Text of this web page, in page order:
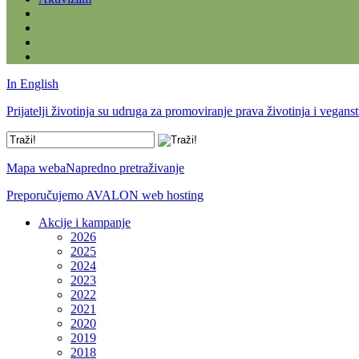
In English
Prijatelji životinja su udruga za promoviranje prava životinja i
Mapa webaNapredno pretraživanje
Preporučujemo AVALON web hosting
Akcije i kampanje
2026
2025
2024
2023
2022
2021
2020
2019
2018